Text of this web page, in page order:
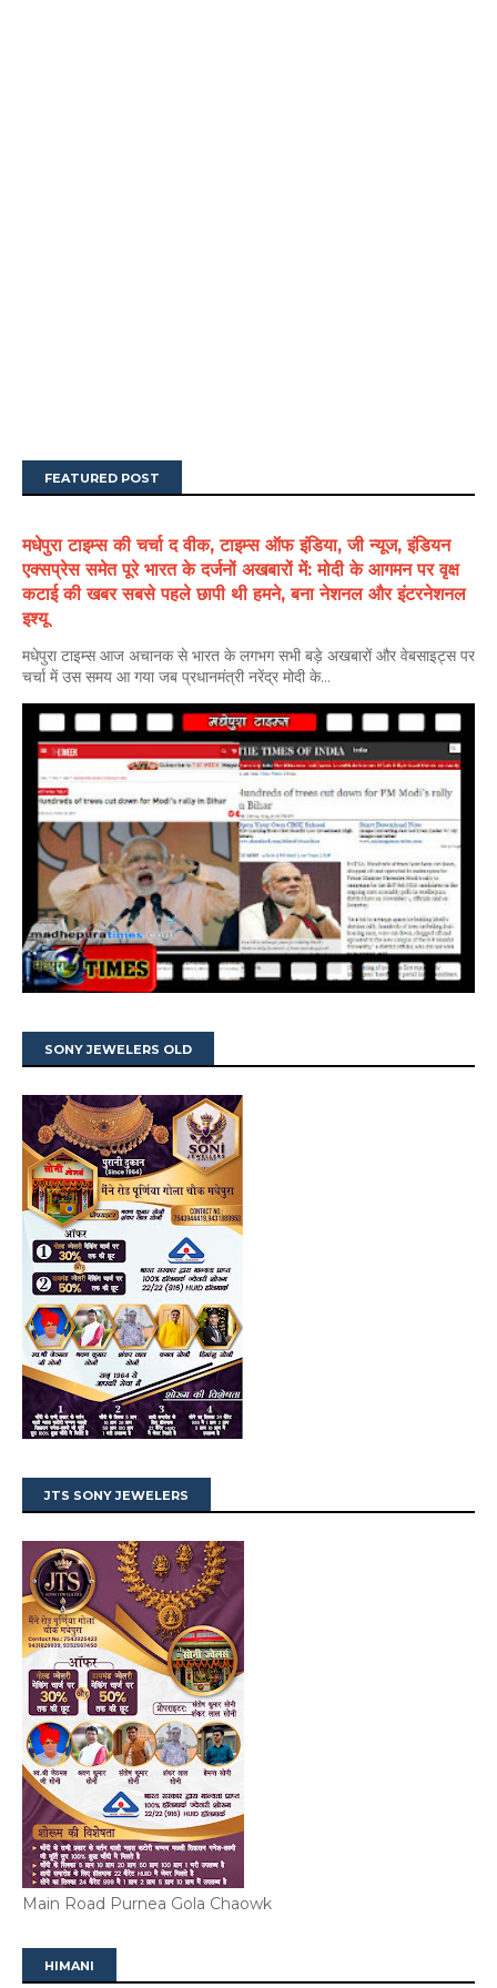
FEATURED POST
मधेपुरा टाइम्स की चर्चा द वीक, टाइम्स ऑफ इंडिया, जी न्यूज, इंडियन
एक्सप्रेस समेत पूरे भारत के दर्जनों अखबारों में: मोदी के आगमन पर वृक्ष
कटाई की खबर सबसे पहले छापी थी हमने, बना नेशनल और इंटरनेशनल
इश्यू
मधेपुरा टाइम्स आज अचानक से भारत के लगभग सभी बड़े अखबारों और वेबसाइट्स पर
चर्चा में उस समय आ गया जब प्रधानमंत्री नरेंद्र मोदी के...
SONY JEWELERS OLD
JTS SONY JEWELERS
Main Road Purnea Gola Chaowk
HIMANI